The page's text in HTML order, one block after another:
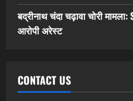
बद्रीनाथ चंदा चढ़ावा चोरी
आरोपी अरेस्ट
CONTACT US